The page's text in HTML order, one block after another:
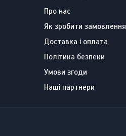
Про нас
Як зробити замовлення
Доставка і оплата
Політика безпеки
Умови згоди
Наші партнери